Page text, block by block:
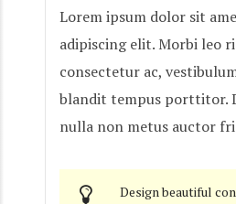
Lorem ipsum dolor sit
adipiscing elit. Morbi leo
consectetur ac,
blandit tempus porttitor.
nulla non metus auctor
Design beautiful